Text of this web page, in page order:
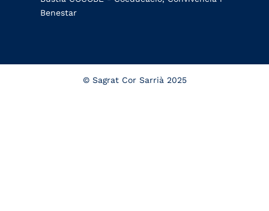
Benestar
© Sagrat Cor Sarrià 2025